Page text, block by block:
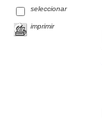
seleccionar
imprimir